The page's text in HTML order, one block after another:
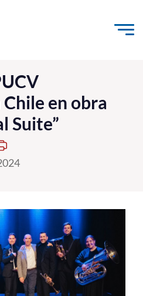
contenido
Innovaciónen obra
Suite”